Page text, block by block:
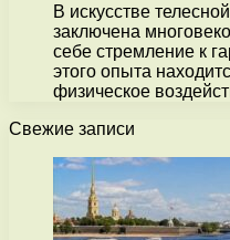
В искусстве
заключена
себе стремление к
этого опыта
физическое
Свежие записи